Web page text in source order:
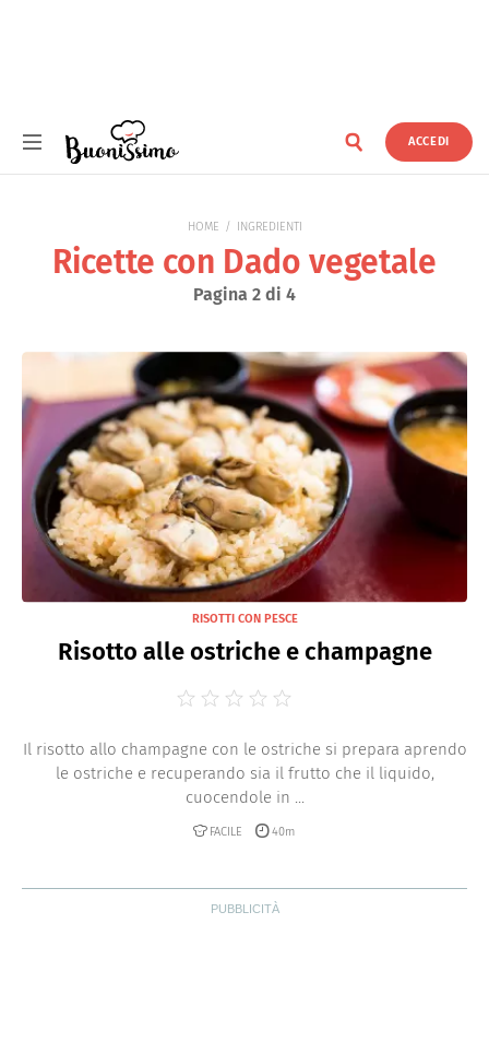
ACCEDI
HOME INGREDIENTI
Ricette con Dado vegetale
Pagina 2 di 4
RISOTTI CON PESCE
Risotto alle ostriche e champagne
Il risotto allo champagne con le ostriche si prepara aprendo
le ostriche e recuperando sia il frutto che il liquido,
cuocendole in ...
FACILE 40m